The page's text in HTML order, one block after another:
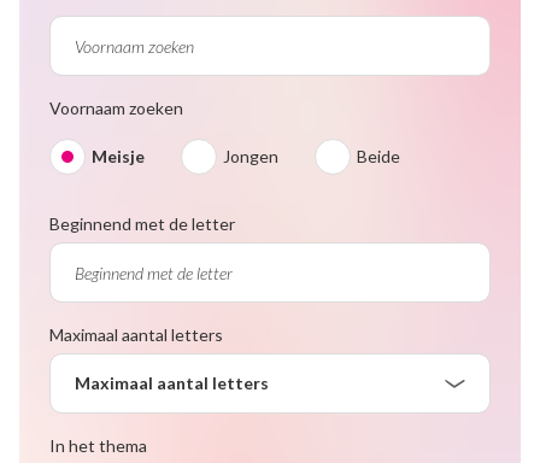
Voornaam zoeken
Meisje Jongen Beide
Beginnend met de letter
Maximaal aantal letters
Maximaal aantal letters
In het thema